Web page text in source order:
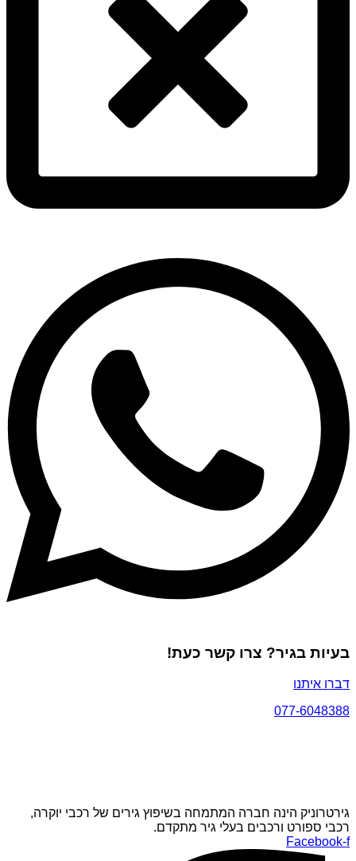
בעיות בגיר? צרו קשר כעת!
דברו איתנו
077-6048388
גירטרוניק הינה חברה המתמחה בשיפוץ גירים של רכבי יוקרה,
רכבי ספורט ורכבים בעלי גיר מתקדם.
Facebook-f